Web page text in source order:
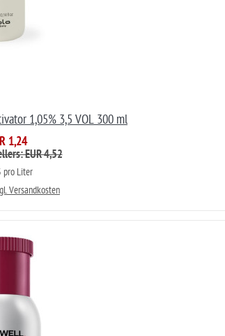
1,05% 3,5 VOL 300 ml
1,24
EUR 4,52
pro Liter
Versandkosten